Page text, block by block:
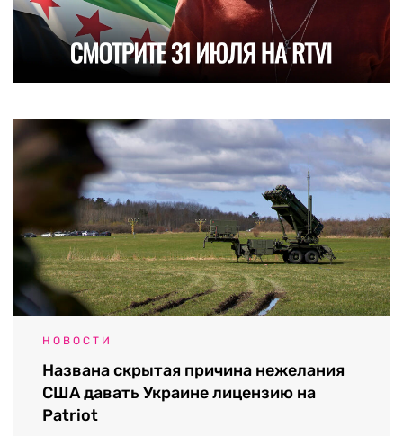
НОВОСТИ
Названа скрытая причина нежелания
США давать Украине лицензию на
Patriot